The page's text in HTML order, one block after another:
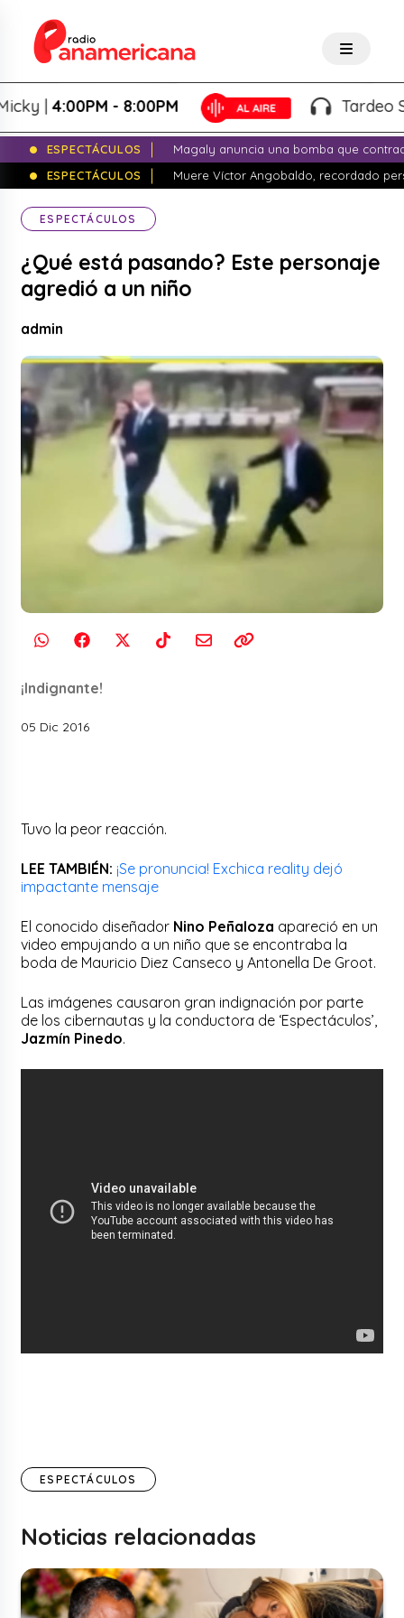
|4:00PM - 8:00PM Tardeo
ESPECTÁCULOS
Magaly anuncia una bomba que
ESPECTÁCULOS
Muere Víctor Angobaldo, recordado
ESPECTÁCULOS
¿Qué está pasando? Este personaje
agredió a un niño
admin
¡Indignante!
05 Dic 2016
Tuvo la peor reacción.
LEE TAMBIÉN: ¡Se pronuncia! Exchica reality dejó
impactante mensaje
El conocido diseñador Nino Peñaloza apareció en un
video empujando a un niño que se encontraba la
boda de Mauricio Diez Canseco y Antonella De Groot.
Las imágenes causaron gran indignación por parte
de los cibernautas y la conductora de ‘Espectáculos’,
Jazmín Pinedo.
ESPECTÁCULOS
Noticias relacionadas